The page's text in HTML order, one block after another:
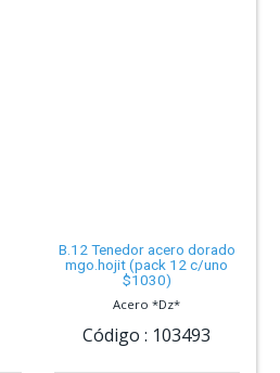
B.12 Tenedor acero dorado
mgo.hojit (pack 12 c/uno
$1030)
Acero *Dz*
Código : 103493